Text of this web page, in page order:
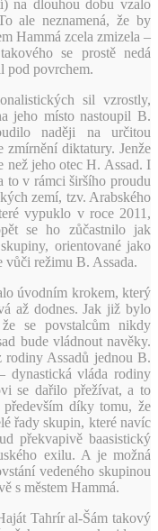
na dlouhou dobu vzalo
ale neznamená, že by
Hammá zcela zmizela –
se prostě nedá
pod povrchem.
sil vzrostly,
jeho místo nastoupil B.
naději na určitou
zmírnění diktatury. Jenže
než jeho otec H. Assad. I
to v rámci širšího proudu
zemí, tzv. Arabského
vypuklo v roce 2011,
se ho zůčastnilo jak
orientované jako
režimu B. Assada.
úvodním krokem, který
až dodnes. Jak již bylo
se povstalcům nikdy
bude vládnout navěky.
Assadů jednou B.
dynastická vláda rodiny
se dařilo přežívat, a to
díky tomu, že
řady skupin, které navíc
překvapivě baasistický
exilu. A je možná
vedeného skupinou
s městem Hammá.
Tahrír al-Šám takový